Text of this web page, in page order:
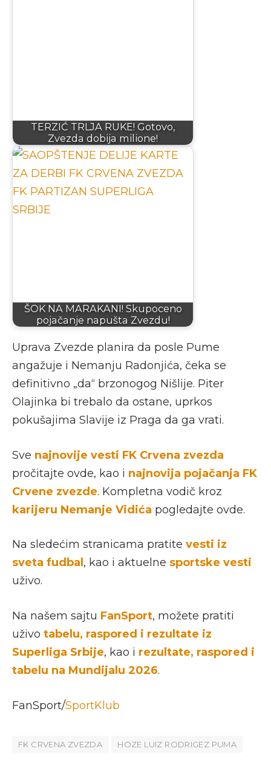
TERZIĆ TRLJA RUKE! Gotovo,
Zvezda dobija milione!
ŠOK NA MARAKANI! Skupoceno
pojačanje napušta Zvezdu!
Uprava Zvezde planira da posle Pume
angažuje i Nemanju Radonjića, čeka se
definitivno „da“ brzonogog Nišlije. Piter
Olajinka bi trebalo da ostane, uprkos
pokušajima Slavije iz Praga da ga vrati.
Sve najnovije vesti FK Crvena zvezda
pročitajte ovde, kao i najnovija pojačanja FK
Crvene zvezde. Kompletna vodič kroz
karijeru Nemanje Vidića pogledajte ovde.
Na sledećim stranicama pratite vesti iz
sveta fudbal , kao i aktuelne sportske vesti
uživo.
Na našem sajtu FanSport, možete pratiti
uživo tabelu, raspored i rezultate iz
Superliga Srbije, kao i rezultate, raspored i
tabelu na Mundijalu 2026.
FanSport/SportKlub
FK CRVENA ZVEZDA HOZE LUIZ RODRIGEZ PUMA